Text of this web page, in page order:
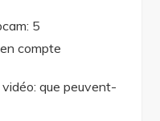
5
compte
que peuvent-